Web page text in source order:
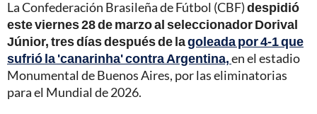
La Confederación Brasileña de Fútbol (CBF)despidió
este viernes 28 de marzo al seleccionador Dorival
Júnior, tres días después de lagoleada por 4-1 que
sufrió la 'canarinha' contra Argentina,en el estadio
Monumental de Buenos Aires, por las eliminatorias
para el Mundial de 2026.